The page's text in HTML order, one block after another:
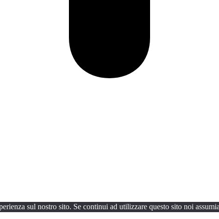
sul nostro sito. Se continui ad utilizzare questo sito noi